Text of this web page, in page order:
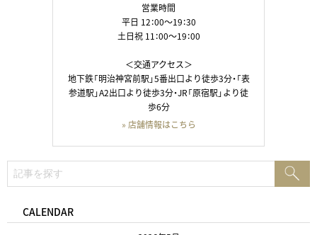
営業時間
平日 12：00～19：30
土日祝 11：00～19：00
＜交通アクセス＞
地下鉄「明治神宮前駅」5番出口より徒歩3分・「表
参道駅」A2出口より徒歩3分・JR「原宿駅」より徒
歩6分
» 店舗情報はこちら
索:
CALENDAR